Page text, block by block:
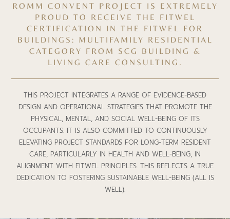
ROMM CONVENT PROJECT IS EXTREMELY
PROUD TO RECEIVE THE FITWEL
CERTIFICATION IN THE FITWEL FOR
BUILDINGS: MULTIFAMILY RESIDENTIAL
CATEGORY FROM SCG BUILDING &
LIVING CARE CONSULTING.
THIS PROJECT INTEGRATES A RANGE OF EVIDENCE-BASED
DESIGN AND OPERATIONAL STRATEGIES THAT PROMOTE THE
PHYSICAL, MENTAL, AND SOCIAL WELL-BEING OF ITS
OCCUPANTS. IT IS ALSO COMMITTED TO CONTINUOUSLY
ELEVATING PROJECT STANDARDS FOR LONG-TERM RESIDENT
CARE, PARTICULARLY IN HEALTH AND WELL-BEING, IN
ALIGNMENT WITH FITWEL PRINCIPLES. THIS REFLECTS A TRUE
DEDICATION TO FOSTERING SUSTAINABLE WELL-BEING (ALL IS
WELL).